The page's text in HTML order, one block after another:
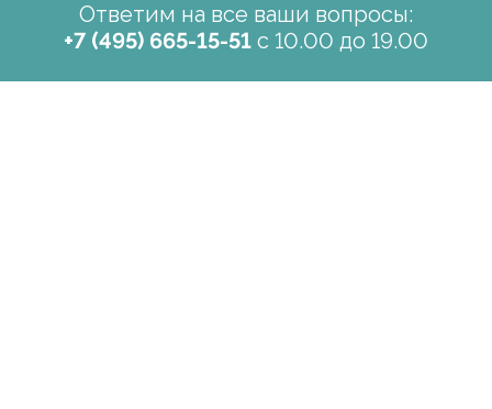
Ответим на все ваши вопросы:
+7 (495) 665-15-51 с 10.00 до 19.00